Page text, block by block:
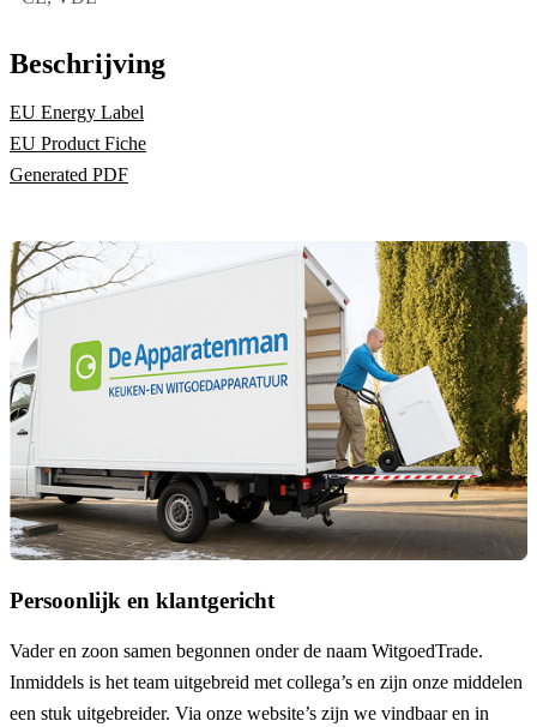
Beschrijving
EU Energy Label
EU Product Fiche
Generated PDF
Persoonlijk en klantgericht
Vader en zoon samen begonnen onder de naam WitgoedTrade.
Inmiddels is het team uitgebreid met collega’s en zijn onze middelen
een stuk uitgebreider. Via onze website’s zijn we vindbaar en in